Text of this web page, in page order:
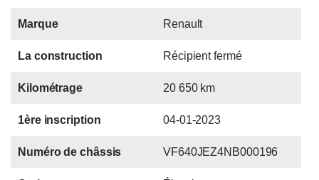
Marque Renault
La construction Récipient fermé
Kilométrage 20 650 km
1ère inscription 04-01-2023
Numéro de châssis VF640JEZ4NB000196